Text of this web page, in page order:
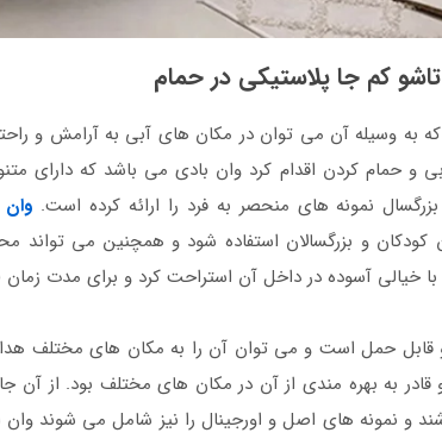
کم جا پلاستیکی در حمام
به وسیله آن می توان در مکان های آبی به آرامش و
و حمام کردن اقدام کرد وان بادی می باشد که دارای
نمونه های منحصر به فرد را ارائه کرده است.
و بزرگسالان استفاده شود و همچنین می تواند
خیالی آسوده در داخل آن استراحت کرد و برای مدت زمان
حمل است و می توان آن را به مکان های مختلف
و قادر به بهره مندی از آن در مکان های مختلف بود. از
و نمونه های اصل و اورجینال را نیز شامل می شوند